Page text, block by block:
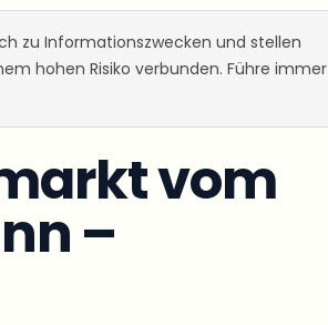
zu Informationszwecken und stellen
hohen Risiko verbunden. Führe immer
vom
–